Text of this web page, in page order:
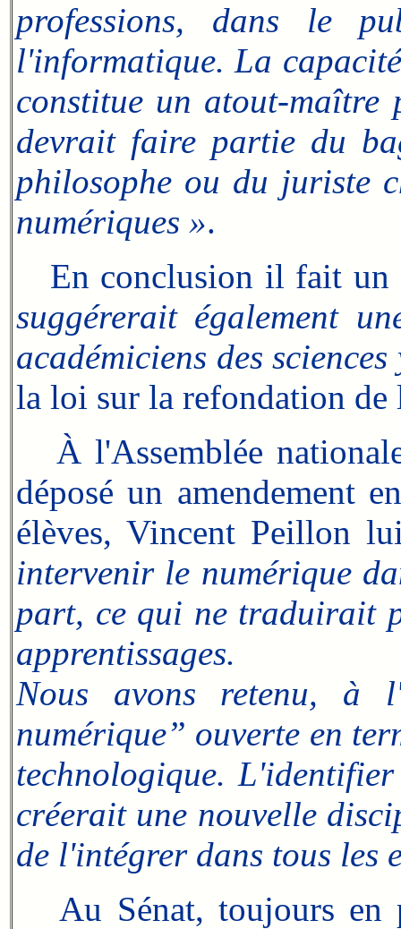
professions, dans le
l'informatique. La
constitue un atout-
devrait faire partie du
philosophe ou du juriste
numériques ».
En conclusion il fait un
suggérerait également
académiciens des
la loi sur la refondation de
À l'Assemblée
déposé un amendement
élèves, Vincent Peillon
intervenir le numérique
part, ce qui ne traduirait
apprentissages.
Nous avons retenu, à
numérique” ouverte en
technologique.
créerait une nouvelle
de l'intégrer dans tous les
Au Sénat, toujours en